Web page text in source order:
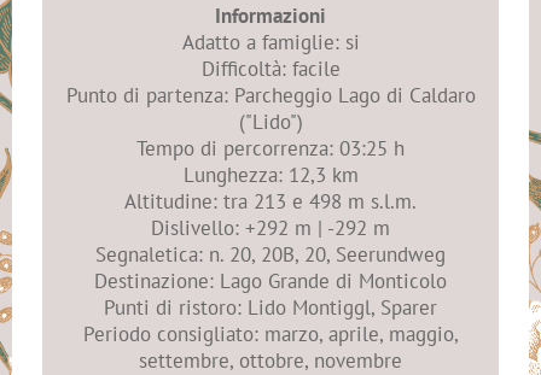
Informazioni
Adatto a famiglie: si
Difficoltà: facile
Punto di partenza: Parcheggio Lago di Caldaro
("Lido")
Tempo di percorrenza: 03:25 h
Lunghezza: 12,3 km
Altitudine: tra 213 e 498 m s.l.m.
Dislivello: +292 m | -292 m
Segnaletica: n. 20, 20B, 20, Seerundweg
Destinazione: Lago Grande di Monticolo
Punti di ristoro: Lido Montiggl, Sparer
Periodo consigliato: marzo, aprile, maggio,
settembre, ottobre, novembre